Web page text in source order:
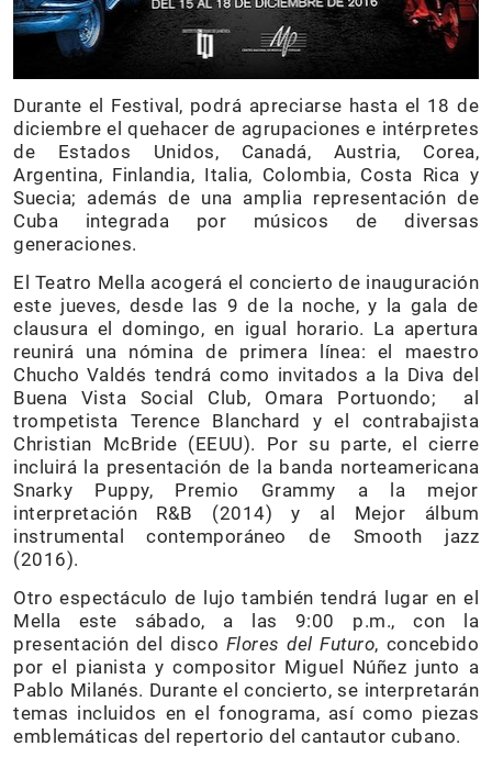
Durante el Festival, podrá apreciarse hasta el 18 de
diciembre el quehacer de agrupaciones e intérpretes
de Estados Unidos, Canadá, Austria, Corea,
Argentina, Finlandia, Italia, Colombia, Costa Rica y
Suecia; además de una amplia representación de
Cuba integrada por músicos de diversas
generaciones.
El Teatro Mella acogerá el concierto de inauguración
este jueves, desde las 9 de la noche, y la gala de
clausura el domingo, en igual horario. La apertura
reunirá una nómina de primera línea: el maestro
Chucho Valdés tendrá como invitados a la Diva del
Buena Vista Social Club, Omara Portuondo; al
trompetista Terence Blanchard y el contrabajista
Christian McBride (EEUU). Por su parte, el cierre
incluirá la presentación de la banda norteamericana
Snarky Puppy, Premio Grammy a la mejor
interpretación R&B (2014) y al Mejor álbum
instrumental contemporáneo de Smooth jazz
(2016).
Otro espectáculo de lujo también tendrá lugar en el
Mella este sábado, a las 9:00 p.m., con la
presentación del disco Flores del Futuro, concebido
por el pianista y compositor Miguel Núñez junto a
Pablo Milanés. Durante el concierto, se interpretarán
temas incluidos en el fonograma, así como piezas
emblemáticas del repertorio del cantautor cubano.